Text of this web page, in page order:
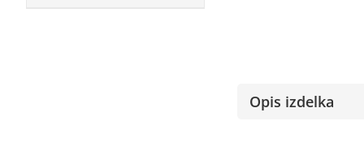
Opis izdelka